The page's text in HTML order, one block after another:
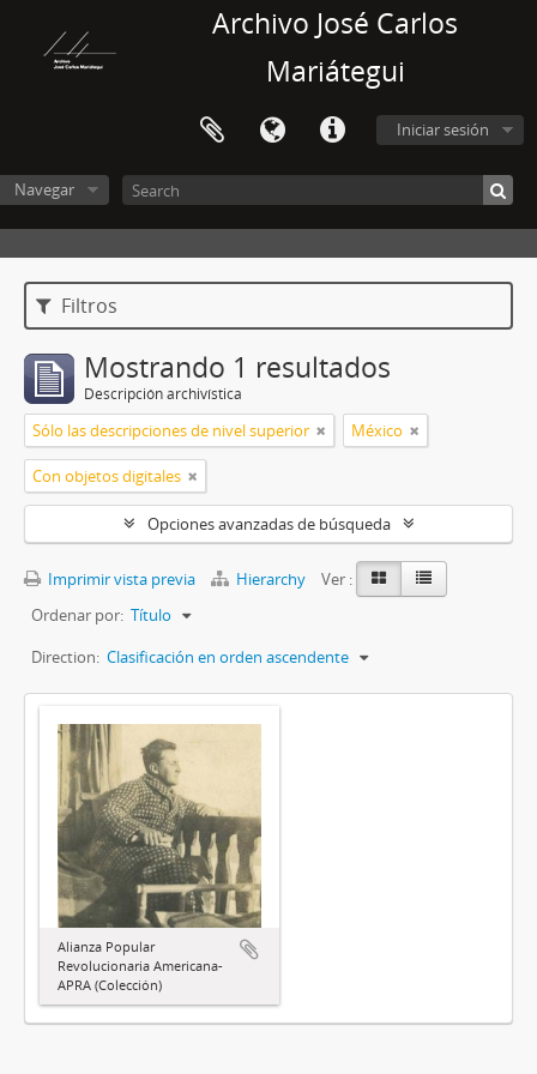
Archivo José Carlos
Mariátegui
Iniciar sesión
Navegar
Filtros
Mostrando 1 resultados
Descripción archivística
Sólo las descripciones de nivel superior México
Con objetos digitales
Opciones avanzadas de búsqueda
Imprimir vista previa Hierarchy
Ver :
Ordenar por: Título
Direction: Clasificación en orden ascendente
Alianza Popular
Revolucionaria Americana-
APRA (Colección)